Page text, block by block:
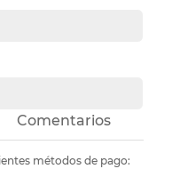
Comentarios
métodos de pago: